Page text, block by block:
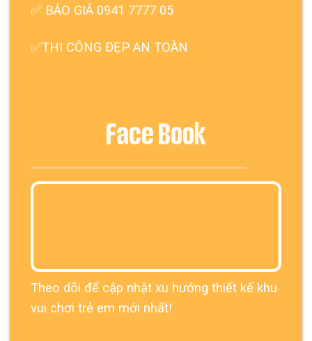
✅ BÁO GIÁ 0941 7777 05
✅THI CÔNG ĐẸP AN TOÀN
Face Book
Theo dõi để cập nhật xu hướng thiết kế khu
vui chơi trẻ em mới nhất!